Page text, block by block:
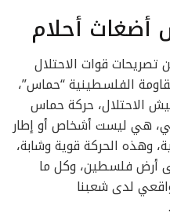
أحلام
قوات الاحتلال
الفلسطينية “حماس”،
الاحتلال، حركة حماس
هي ليست أشخاص أو إطار
وهذه الحركة قوية وشابة،
أرض فلسطين، وكل ما
لدى شعبنا